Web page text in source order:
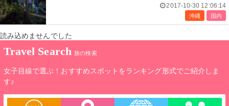
2017-10-30 12:06:14
沖縄 国内
読み込めませんでした
Travel Search 旅の検索
女子目線で選ぶ！おすすめスポットをランキング形式でご紹介しま
す♪